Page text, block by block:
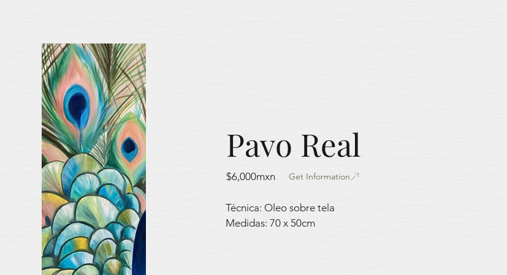
Pavo Real
$6,000mxn Get Information
Técnica: Oleo sobre tela
Medidas: 70 x 50cm